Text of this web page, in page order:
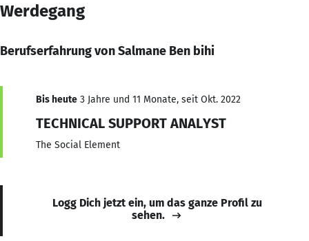
Werdegang
Berufserfahrung von Salmane Ben bihi
Bis heute 3 Jahre und 11 Monate, seit Okt. 2022
TECHNICAL SUPPORT ANALYST
The Social Element
Logg Dich jetzt ein, um das ganze Profil zu
sehen.